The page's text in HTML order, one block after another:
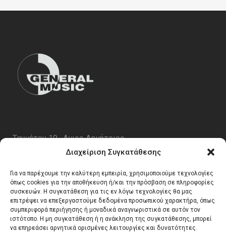
Διαχείριση Συγκατάθεσης
Για να παρέχουμε την καλύτερη εμπειρία, χρησιμοποιούμε τεχνολογίες
όπως cookies για την αποθήκευση ή/και την πρόσβαση σε πληροφορίες
συσκευών. Η συγκατάθεση για τις εν λόγω τεχνολογίες θα μας
επιτρέψει να επεξεργαστούμε δεδομένα προσωπικού χαρακτήρα, όπως
συμπεριφορά περιήγησης ή μοναδικά αναγνωριστικά σε αυτόν τον
ιστότοπο. Η μη συγκατάθεση ή η ανάκληση της συγκατάθεσης, μπορεί
να επηρεάσει αρνητικά ορισμένες λειτουργίες και δυνατότητες.
Ταυγέτου 19 , Αγιος Δημήτριος
email:info@generalmusic.gr
Ωρες Λειτουργίας:
Δευτέρα – Παρασκευή 10:00 – 17:00